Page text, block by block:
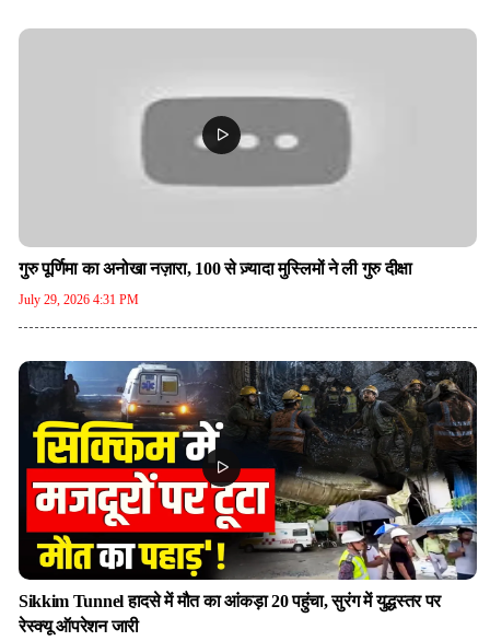
गुरु पूर्णिमा का अनोखा नज़ारा, 100 से ज़्यादा मुस्लिमों ने ली गुरु दीक्षा
July 29, 2026 4:31 PM
Sikkim Tunnel हादसे में मौत का आंकड़ा 20 पहुंचा, सुरंग में युद्धस्तर पर
रेस्क्यू ऑपरेशन जारी